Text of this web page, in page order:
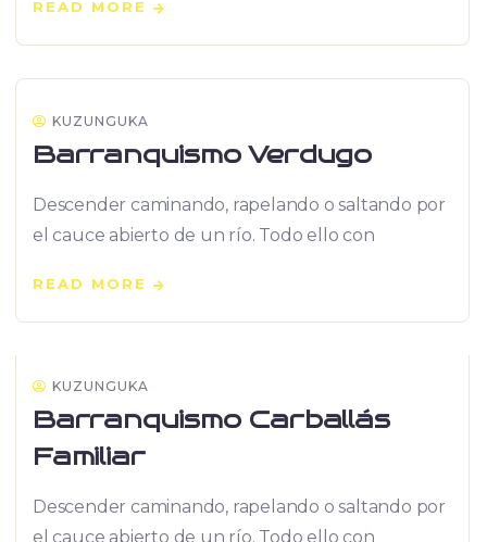
READ MORE
KUZUNGUKA
Barranquismo Verdugo
Descender caminando, rapelando o saltando por
el cauce abierto de un río. Todo ello con
READ MORE
KUZUNGUKA
Barranquismo Carballás
Familiar
Descender caminando, rapelando o saltando por
el cauce abierto de un río. Todo ello con